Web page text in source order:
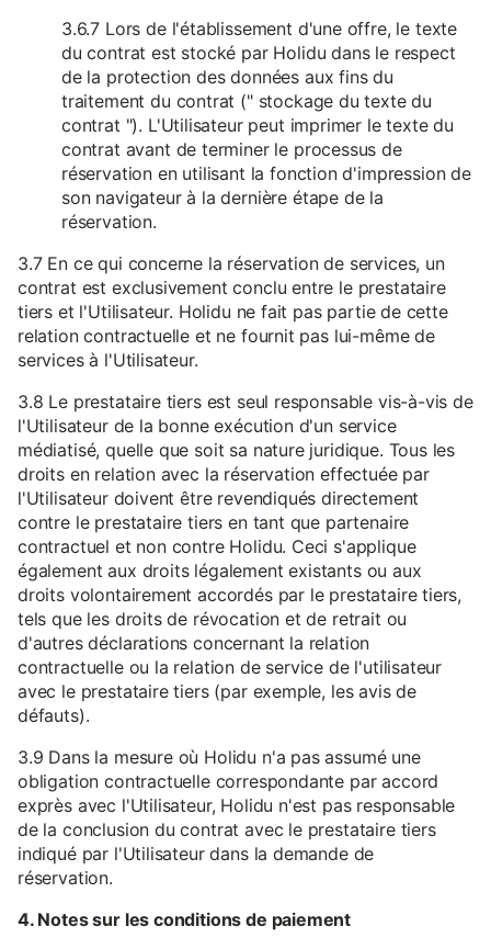
3.6.7 Lors de l'établissement d'une offre, le texte
du contrat est stocké par Holidu dans le respect
de la protection des données aux fins du
traitement du contrat (" stockage du texte du
contrat "). L'Utilisateur peut imprimer le texte du
contrat avant de terminer le processus de
réservation en utilisant la fonction d'impression de
son navigateur à la dernière étape de la
réservation.
3.7 En ce qui concerne la réservation de services, un
contrat est exclusivement conclu entre le prestataire
tiers et l'Utilisateur. Holidu ne fait pas partie de cette
relation contractuelle et ne fournit pas lui-même de
services à l'Utilisateur.
3.8 Le prestataire tiers est seul responsable vis-à-vis de
l'Utilisateur de la bonne exécution d'un service
médiatisé, quelle que soit sa nature juridique. Tous les
droits en relation avec la réservation effectuée par
l'Utilisateur doivent être revendiqués directement
contre le prestataire tiers en tant que partenaire
contractuel et non contre Holidu. Ceci s'applique
également aux droits légalement existants ou aux
droits volontairement accordés par le prestataire tiers,
tels que les droits de révocation et de retrait ou
d'autres déclarations concernant la relation
contractuelle ou la relation de service de l'utilisateur
avec le prestataire tiers (par exemple, les avis de
défauts).
3.9 Dans la mesure où Holidu n'a pas assumé une
obligation contractuelle correspondante par accord
exprès avec l'Utilisateur, Holidu n'est pas responsable
de la conclusion du contrat avec le prestataire tiers
indiqué par l'Utilisateur dans la demande de
réservation.
4. Notes sur les conditions de paiement